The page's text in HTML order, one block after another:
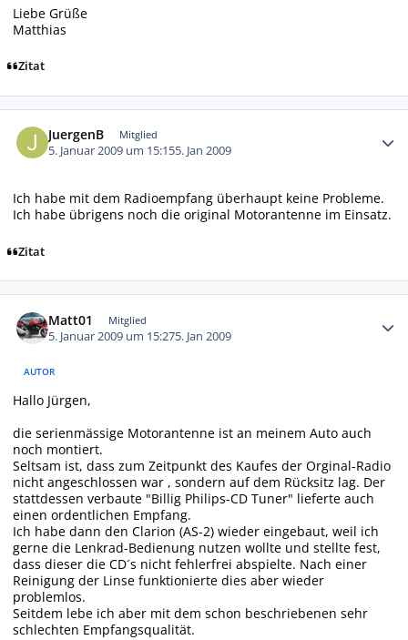
Liebe Grüße
Matthias
Zitat
JuergenB Mitglied
5. Januar 2009 um 15:155. Jan 2009
Ich habe mit dem Radioempfang überhaupt keine Probleme.
Ich habe übrigens noch die original Motorantenne im Einsatz.
Zitat
Matt01 Mitglied
5. Januar 2009 um 15:275. Jan 2009
AUTOR
Hallo Jürgen,
die serienmässige Motorantenne ist an meinem Auto auch
noch montiert.
Seltsam ist, dass zum Zeitpunkt des Kaufes der Orginal-Radio
nicht angeschlossen war , sondern auf dem Rücksitz lag. Der
stattdessen verbaute "Billig Philips-CD Tuner" lieferte auch
einen ordentlichen Empfang.
Ich habe dann den Clarion (AS-2) wieder eingebaut, weil ich
gerne die Lenkrad-Bedienung nutzen wollte und stellte fest,
dass dieser die CD´s nicht fehlerfrei abspielte. Nach einer
Reinigung der Linse funktionierte dies aber wieder
problemlos.
Seitdem lebe ich aber mit dem schon beschriebenen sehr
schlechten Empfangsqualität.